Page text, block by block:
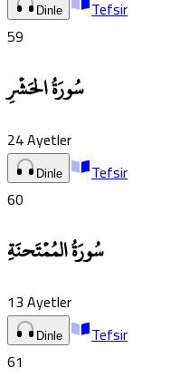
Dinle
Tefsir
59
سُورَةُ الحَشۡرِ
24Ayetler
Dinle
Tefsir
60
سُورَةُ المُمۡتَحنَةِ
13Ayetler
Dinle
Tefsir
61